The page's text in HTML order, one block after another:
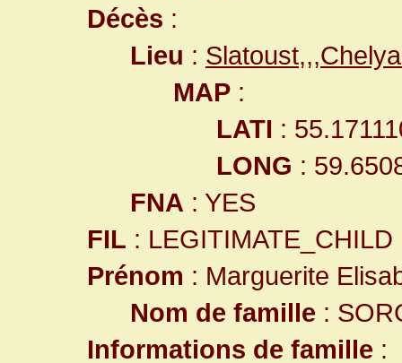
Décès :
Lieu :
MAP :
LATI :
LONG :
FNA : YES
FIL : LEGITIMATE_CHILD
Prénom : Marguerite
Nom de famille :
Informations de famille :